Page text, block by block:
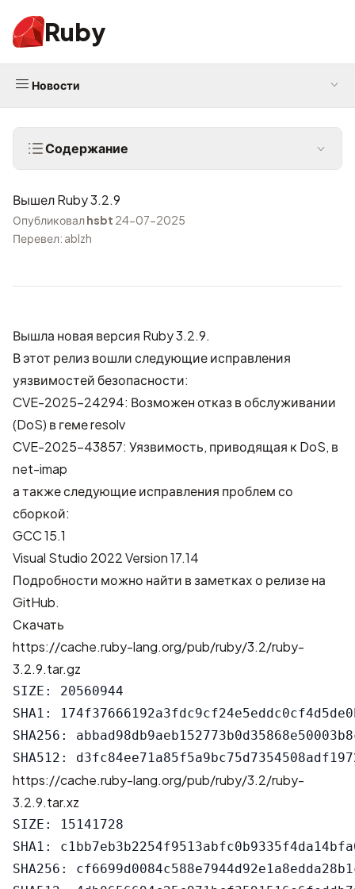
Ruby
Новости
Содержание
Вышел Ruby 3.2.9
Опубликовалhsbt 24-07-2025
Перевел: ablzh
Вышла новая версия Ruby 3.2.9.
В этот релиз вошли следующие исправления
уязвимостей безопасности:
CVE-2025-24294: Возможен отказ в обслуживании
(DoS) в геме resolv
CVE-2025-43857: Уязвимость, приводящая к DoS, в
net-imap
а также следующие исправления проблем со
сборкой:
GCC 15.1
Visual Studio 2022 Version 17.14
Подробности можно найти взаметках о релизе на
GitHub.
Скачать
https://cache.ruby-lang.org/pub/ruby/3.2/ruby-
3.2.9.tar.gz
SIZE: 20560944
SHA1:
SHA256:
https://cache.ruby-lang.org/pub/ruby/3.2/ruby-
3.2.9.tar.xz
SIZE: 15141728
SHA1:
SHA256: